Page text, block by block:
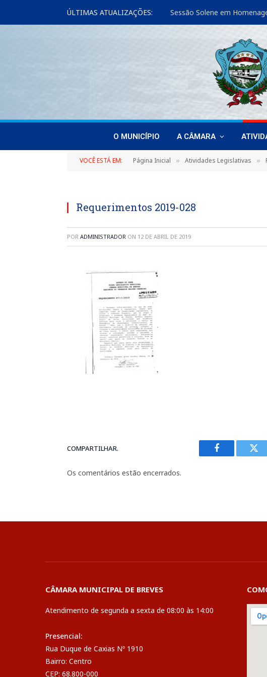
ÚLTIMAS ATUALIZAÇÕES: Sessão Solene em
O MUNICÍPIO A CÂMARA
VOCÊ ESTÁ EM: Página Inicial » Atividades Legislativas »
Requerimentos 2019-028
POR ADMINISTRADOR ON 12 DE ABRIL DE 2019
COMPARTILHAR.
Facebook
Os comentários estão encerrados.
CÂMARA MUNICIPAL DE BREVES
Atendimento de segunda a sexta de 08:00 às 14:00
Presencial:
Rua Duque de Caxias Nº 1910
Bairro: Centro
CEP: 68.800-000